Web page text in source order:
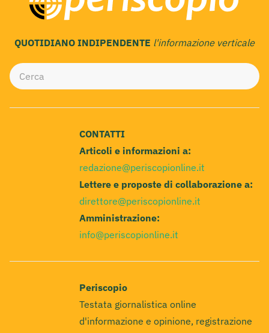
QUOTIDIANO INDIPENDENTE l'informazione verticale
CONTATTI
Articoli e informazioni a:
redazione@periscopionline.it
Lettere e proposte di collaborazione a:
direttore@periscopionline.it
Amministrazione:
info@periscopionline.it
Periscopio
Testata giornalistica online
d'informazione e opinione, registrazione